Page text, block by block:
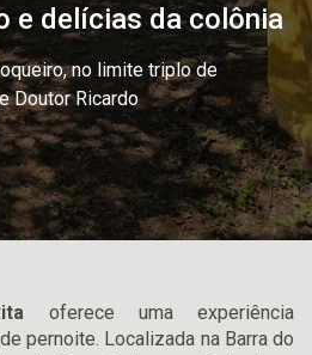
e delícias da colônia
no limite triplo de
Doutor Ricardo
oferece uma experiência
pernoite. Localizada na Barra do